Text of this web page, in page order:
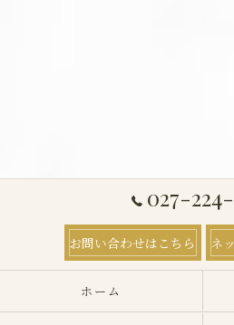
027-
お問い合わせはこちら ネ
ホーム